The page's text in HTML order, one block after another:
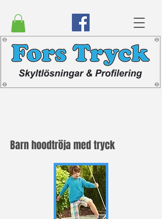
Barn hoodtröja med tryck